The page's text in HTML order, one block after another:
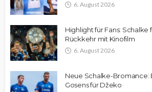
6. August 2026
Highlight für Fans:
Rückkehr mit Kinofilm
6. August 2026
Neue Schalke-Bromance:
Gosens für Džeko